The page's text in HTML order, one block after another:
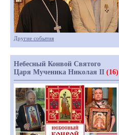
Другие события
Небесный Конвой Святого
Царя Мученика Николая II (16)